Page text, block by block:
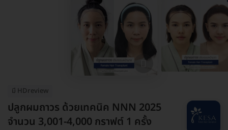
มี HDreview
ปลูกผมถาวร ด้วยเทคนิค NNN 2025
จำนวน 3,001-4,000 กราฟต์ 1 ครั้ง